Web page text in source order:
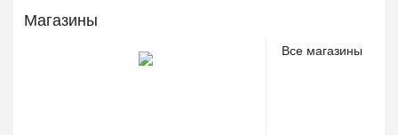
Магазины
Все магазины